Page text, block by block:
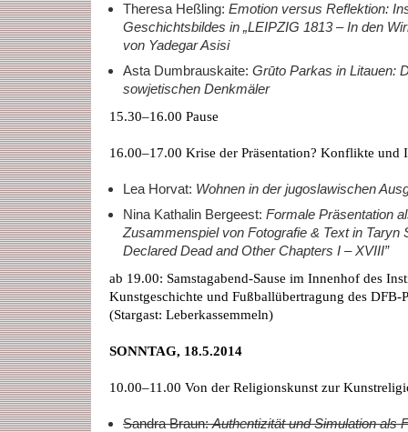
Theresa Heßling: Emotion versus Reflektion:
Geschichtsbildes in „LEIPZIG 1813 – In den
von Yadegar Asisi
Asta Dumbrauskaite: Grūto Parkas in Litauen:
sowjetischen Denkmäler
15.30–16.00 Pause
16.00–17.00 Krise der Präsentation? Konflikte und
Lea Horvat: Wohnen in der jugoslawischen
Nina Kathalin Bergeest: Formale Präsentation
Zusammenspiel von Fotografie & Text in Taryn
Declared Dead and Other Chapters I – XVIII”
ab 19.00: Samstagabend-Sause im Innenhof des
Kunstgeschichte und Fußballübertragung des DFB-
(Stargast: Leberkassemmeln)
SONNTAG, 18.5.2014
10.00–11.00 Von der Religionskunst zur
Sandra Braun:Authentizität und Simulation als